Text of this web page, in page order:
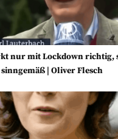
nur mit Lockdown richtig,
| Oliver Flesch